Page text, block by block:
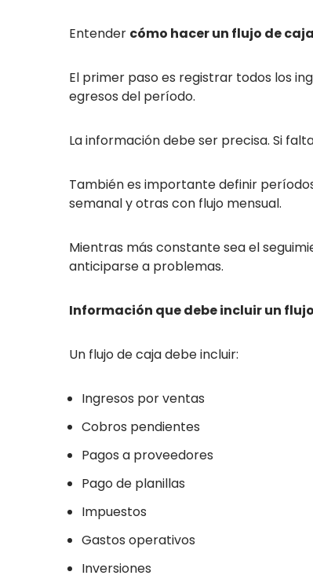
Entender cómo hacer un flujo de caja
El primer paso es registrar todos los
egresos del período.
La información debe ser precisa. Si
También es importante definir
semanal y otras con flujo mensual.
Mientras más constante sea el
anticiparse a problemas.
Información que debe incluir un
Un flujo de caja debe incluir:
Ingresos por ventas
Cobros pendientes
Pagos a proveedores
Pago de planillas
Impuestos
Gastos operativos
Inversiones